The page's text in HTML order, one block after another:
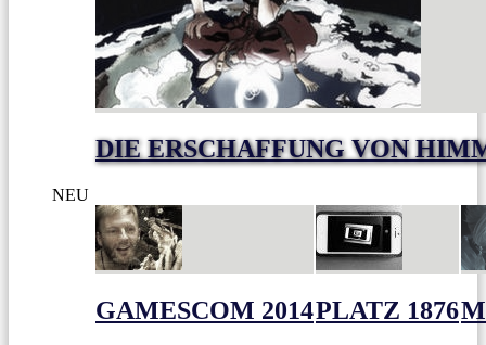
DIE ERSCHAFFUNG VON
NEU
GAMESCOM 2014PLATZ 1876